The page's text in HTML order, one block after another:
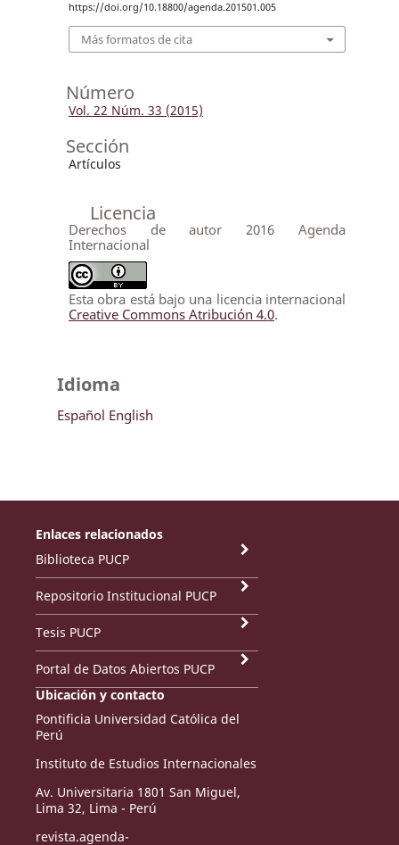
https://doi.org/10.18800/agenda.201501.005
Más formatos de cita
Número
Vol. 22 Núm. 33 (2015)
Sección
Artículos
Licencia
Derechos de autor 2016 Agenda
Internacional
Esta obra está bajo una licencia internacional
Creative Commons Atribución 4.0.
Idioma
Español English
Enlaces relacionados
Biblioteca PUCP
Repositorio Institucional PUCP
Tesis PUCP
Portal de Datos Abiertos PUCP
Ubicación y contacto
Pontificia Universidad Católica del
Perú
Instituto de Estudios Internacionales
Av. Universitaria 1801 San Miguel,
Lima 32, Lima - Perú
revista.agenda-